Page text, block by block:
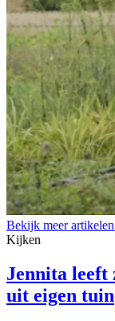
Bekijk meer
Kijken
Jennita leeft
uit eigen tuin